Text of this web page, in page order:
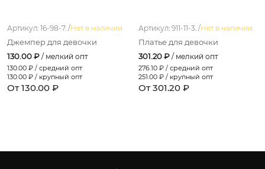
Артикул: 16-98-7. /Нет в наличии
Джемпер для девочки
130.00 ₽ / мелкий опт
130.00 ₽ / средний опт
130.00 ₽ / крупный опт
От 130.00 ₽
Артикул: 911-11-3. /Нет в наличии
Платье для девочки
301.20 ₽ / мелкий опт
276.10 ₽ / средний опт
251.00 ₽ / крупный опт
От 301.20 ₽